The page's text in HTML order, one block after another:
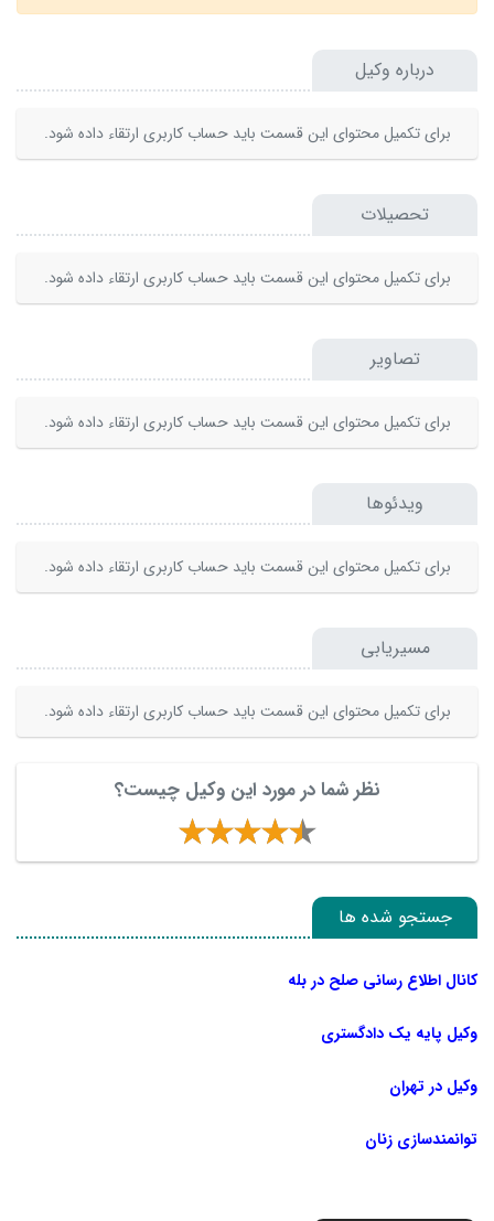
درباره وکیل
برای تکمیل محتوای این قسمت باید حساب کاربری ارتقاء داده شود.
تحصیلات
برای تکمیل محتوای این قسمت باید حساب کاربری ارتقاء داده شود.
تصاویر
برای تکمیل محتوای این قسمت باید حساب کاربری ارتقاء داده شود.
ویدئوها
برای تکمیل محتوای این قسمت باید حساب کاربری ارتقاء داده شود.
مسیریابی
برای تکمیل محتوای این قسمت باید حساب کاربری ارتقاء داده شود.
نظر شما در مورد این وکیل چیست؟
جستجو شده ها
کانال اطلاع رسانی صلح در بله
وکیل پایه یک دادگستری
وکیل در تهران
توانمندسازی زنان